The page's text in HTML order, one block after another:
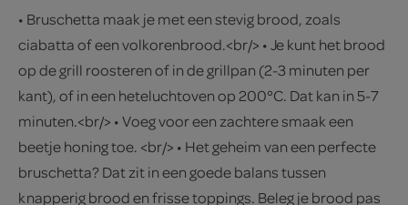
• Bruschetta maak je met een stevig brood, zoals
ciabatta of een volkorenbrood.<br/> • Je kunt het brood
op de grill roosteren of in de grillpan (2-3 minuten per
kant), of in een heteluchtoven op 200°C. Dat kan in 5-7
minuten.<br/> • Voeg voor een zachtere smaak een
beetje honing toe. <br/> • Het geheim van een perfecte
bruschetta? Dat zit in een goede balans tussen
knapperig brood en frisse toppings. Beleg je brood pas